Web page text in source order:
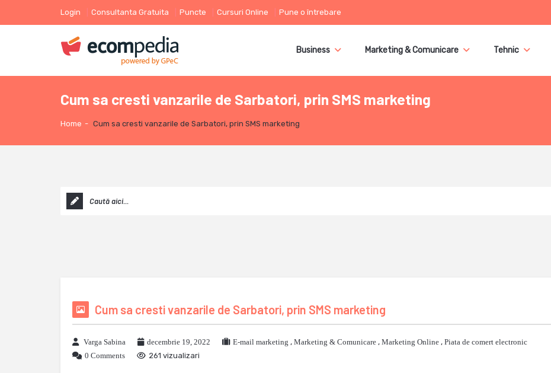
Login Consultanta Gratuita Puncte Cursuri Online Pune o întrebare
Business Marketing & Comunicare Tehnic
Cum sa cresti vanzarile de Sarbatori, prin SMS marketing
Home - Cum sa cresti vanzarile de Sarbatori, prin SMS marketing
Cum sa cresti vanzarile de Sarbatori, prin SMS marketing
Varga Sabina decembrie 19, 2022 E-mail marketing , Marketing & Comunicare , Marketing Online , Piata de comert electronic
0 Comments
261 vizualizari